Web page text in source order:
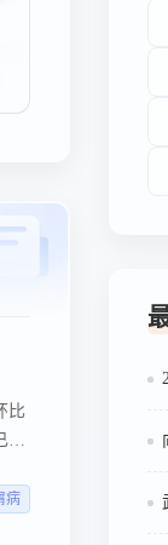
比
将
病